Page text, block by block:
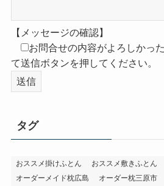
【メッセージの確認】
お問合せの内容がよろしかっ
て送信ボタンを押してください。
タグ
おススメ掛けふとん おススメ敷きふとん
オーダーメイド枕広島
オーダー枕三原市